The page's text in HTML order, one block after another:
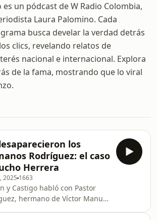
es un pódcast de W Radio Colombia,
Laura Palomino. Cada
busca develar la verdad detrás
clics, revelando relatos de
nacional e internacional. Explora
de la fama, mostrando que lo viral
los
Rodríguez: el caso
Herrera
2025 1663
y Castigo habló con Pastor
hermano de Víctor Manuel